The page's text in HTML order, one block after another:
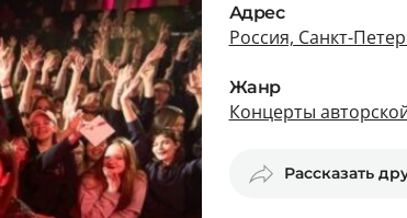
Адрес
Россия, Санкт-
Жанр
Концерты
Рассказать